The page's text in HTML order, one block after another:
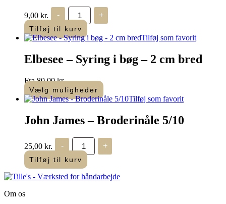
9,00 kr. -
Nøglering
med
beslag
-
oxideret
2
+
Tilføj til kurv
Tilføj som favorit
Elbesee – Syring i bøg – 2 cm bred
Fra80,00kr.
Vælg muligheder
Dette
har
flere
Mulighederne
kan
vælges
på
varesiden
Tilføj som favorit
John James – Broderinåle 5/10
25,00 kr. -
John
James
-
Broderinåle
5/10
antal
+
Tilføj til kurv
Om os